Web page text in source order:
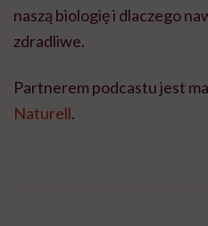
naszą biologię i dlaczego
zdradliwe.
Partnerem podcastu jest
Naturell.